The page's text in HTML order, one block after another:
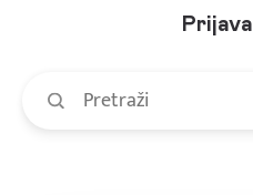
Prijava